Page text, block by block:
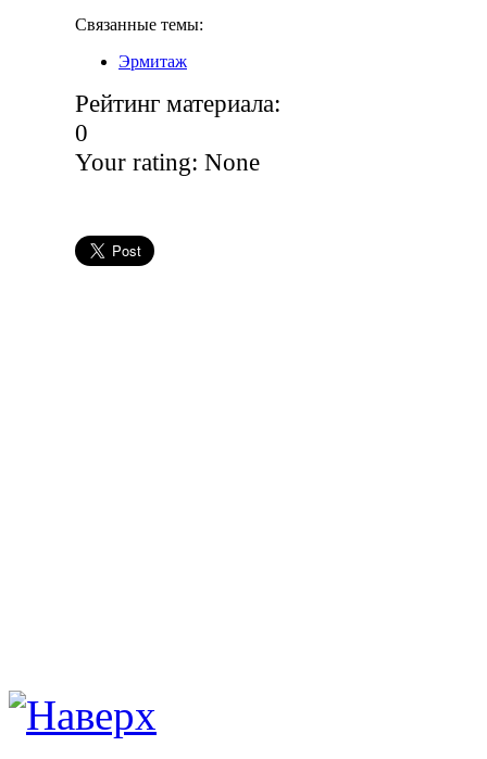
Связанные темы:
Эрмитаж
Рейтинг материала:
0
Your rating: None